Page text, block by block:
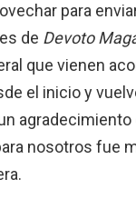
para
de Devoto
que vienen
el inicio y
agradecimiento
nosotros fue